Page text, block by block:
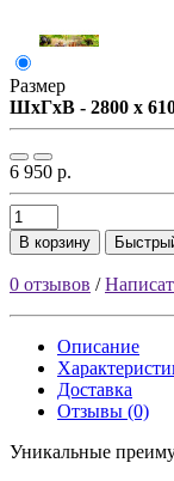
Размер
ШxГxВ - 2800 x
6 950 р.
В корзину
0 отзывов /
Описание
Доставка
Отзывы (0)
Уникальные